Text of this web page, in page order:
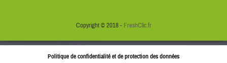
Copyright © 2018 - FreshClic.fr
Politique de confidentialité et de protection des données